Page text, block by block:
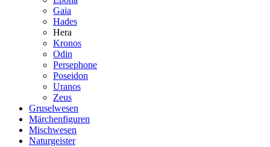
Gaia
Hades
Hera
Kronos
Odin
Persephone
Poseidon
Uranos
Zeus
Gruselwesen
Märchenfiguren
Mischwesen
Naturgeister